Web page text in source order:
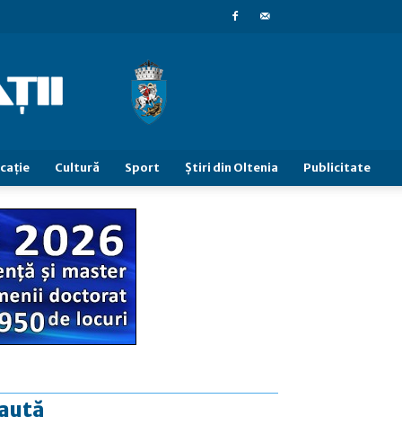
Cultură Sport Știri din Oltenia Publicitate